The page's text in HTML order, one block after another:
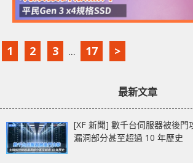
1 2 3 ... 17 >
最新文章
[XF 新聞] 數千台伺服器被後
漏洞部分甚至超過 10 年歷史